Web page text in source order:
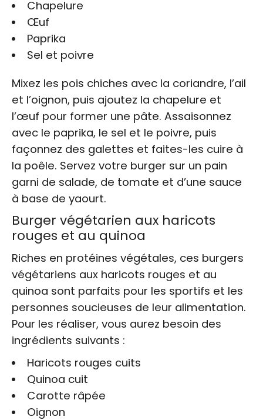
Chapelure
Œuf
Paprika
Sel et poivre
Mixez les pois chiches avec la coriandre, l’ail
et l’oignon, puis ajoutez la chapelure et
l’œuf pour former une pâte. Assaisonnez
avec le paprika, le sel et le poivre, puis
façonnez des galettes et faites-les cuire à
la poêle. Servez votre burger sur un pain
garni de salade, de tomate et d’une sauce
à base de yaourt.
Burger végétarien aux haricots
rouges et au quinoa
Riches en protéines végétales, ces burgers
végétariens aux haricots rouges et au
quinoa sont parfaits pour les sportifs et les
personnes soucieuses de leur alimentation.
Pour les réaliser, vous aurez besoin des
ingrédients suivants :
Haricots rouges cuits
Quinoa cuit
Carotte râpée
Oignon